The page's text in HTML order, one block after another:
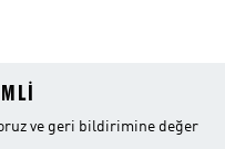
ve geri bildirimine değer